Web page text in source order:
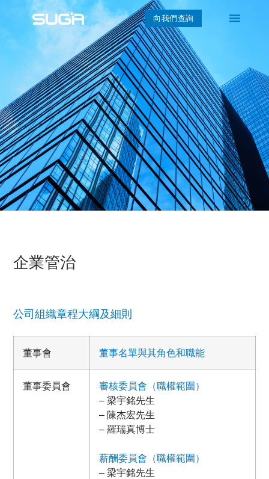
向我們查詢
企業管治
公司組織章程大綱及細則
董事會 董事名單與其角色和職能
董事委員會
審核委員會（職權範圍）
– 梁宇銘先生
– 陳杰宏先生
– 羅瑞真博士
薪酬委員會（職權範圍）
– 梁宇銘先生